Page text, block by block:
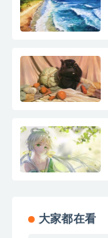
大家都在看